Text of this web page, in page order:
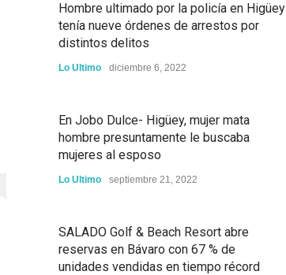
Hombre ultimado por la policía en Higüey
tenía nueve órdenes de arrestos por
distintos delitos
Lo Ultimo diciembre 6, 2022
En Jobo Dulce- Higüey, mujer mata
hombre presuntamente le buscaba
mujeres al esposo
Lo Ultimo septiembre 21, 2022
SALADO Golf & Beach Resort abre
reservas en Bávaro con 67 % de
unidades vendidas en tiempo récord